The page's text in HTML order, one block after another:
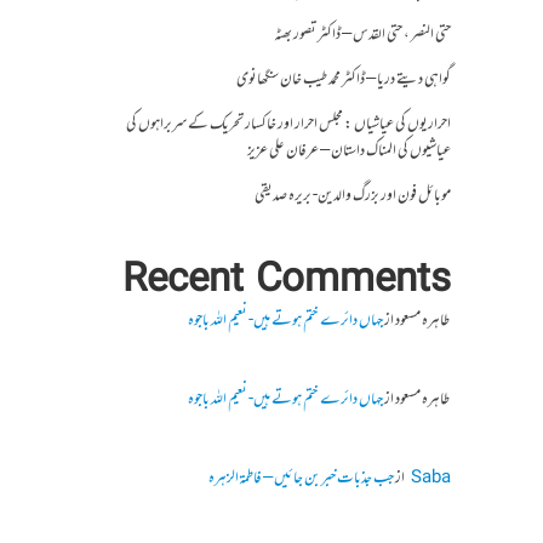
حتی النصر ، حتی القدس – ڈاکٹر تصور بھٹہ
گواہی دیتے دریا – ڈاکٹر محمد طیب خان سنگھانوی
احراریوں کی عیاشیاں : مجلس احرار اور خاکسار تحریک کے سربراہوں کی
عیاشیوں کی المناک داستان – عرفان علی عزیز
موبائل فون اور بزرگ والدین- بریرہ صدیقی
Recent Comments
طاہرہ مسعودازجہاں دائرے ختم ہوتے ہیں- نعیم اللہ باجوہ
طاہرہ مسعودازجہاں دائرے ختم ہوتے ہیں- نعیم اللہ باجوہ
Sabaازجب جذبات خبر بن جائیں – فاطمۃالزہرہ